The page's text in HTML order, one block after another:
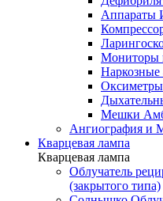
Аппараты
Мониторы
Наркозные
Оксиметры
Мешки
Ангиография и
Кварцевая лампа
Кварцевая лампа
Облучатель
(закрытого типа)